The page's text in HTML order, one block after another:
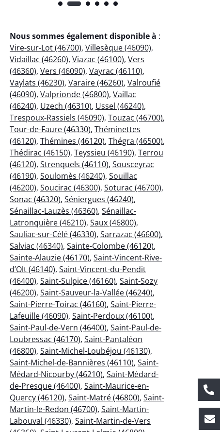
Nous sommes également disponible à :
Vire-sur-Lot (46700), Villesèque (46090),
Vidaillac (46260), Viazac (46100), Vers
(46360), Vers (46090), Vayrac (46110),
Vaylats (46230), Varaire (46260), Valroufié
(46090), Valprionde (46800), Vaillac
(46240), Uzech (46310), Ussel (46240),
Trespoux-Rassiels (46090), Touzac (46700),
Tour-de-Faure (46330), Théminettes
(46120), Thémines (46120), Thégra (46500),
Thédirac (46150), Teyssieu (46190), Terrou
(46120), Strenquels (46110), Sousceyrac
(46190), Soulomès (46240), Souillac
(46200), Soucirac (46300), Soturac (46700),
Sonac (46320), Séniergues (46240),
Sénaillac-Lauzès (46360), Sénaillac-
Latronquière (46210), Saux (46800),
Sauliac-sur-Célé (46330), Sarrazac (46600),
Salviac (46340), Sainte-Colombe (46120),
Sainte-Alauzie (46170), Saint-Vincent-Rive-
d’Olt (46140), Saint-Vincent-du-Pendit
(46400), Saint-Sulpice (46160), Saint-Sozy
(46200), Saint-Sauveur-la-Vallée (46240),
Saint-Pierre-Toirac (46160), Saint-Pierre-
Lafeuille (46090), Saint-Perdoux (46100),
Saint-Paul-de-Vern (46400), Saint-Paul-de-
Loubressac (46170), Saint-Pantaléon
(46800), Saint-Michel-Loubéjou (46130),
Saint-Michel-de-Bannières (46110), Saint-
Médard-Nicourby (46210), Saint-Médard-
de-Presque (46400), Saint-Maurice-en-
Quercy (46120), Saint-Matré (46800), Saint-
Martin-le-Redon (46700), Saint-Martin-
Labouval (46330), Saint-Martin-de-Vers